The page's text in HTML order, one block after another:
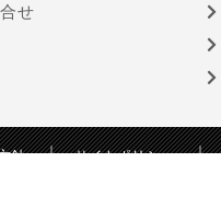
せ
針 サイトポリシー